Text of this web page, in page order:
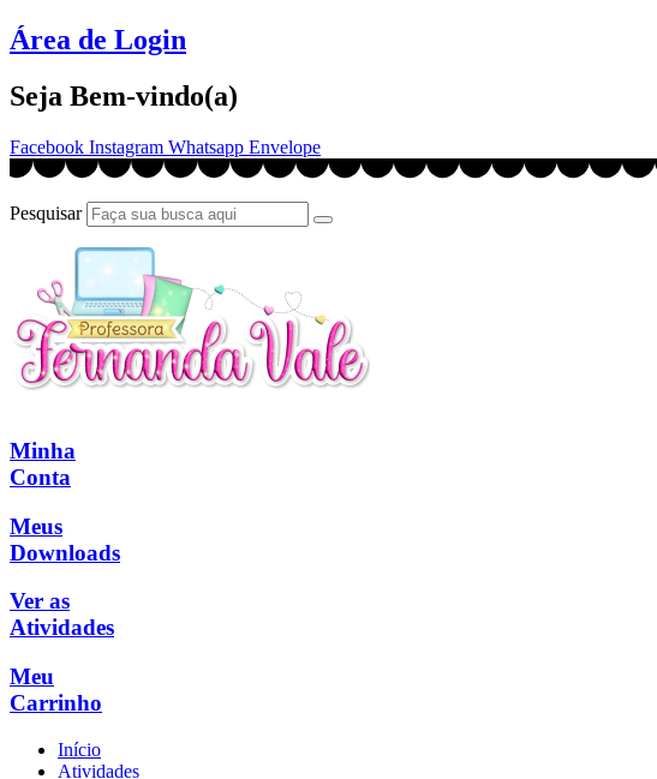
Ir
para
conteúdo
Área de Login
Seja Bem-vindo(a)
Facebook Instagram Whatsapp Envelope
Pesquisar
Minha
Conta
Meus
Downloads
Ver as
Atividades
Meu
Carrinho
Início
Atividades